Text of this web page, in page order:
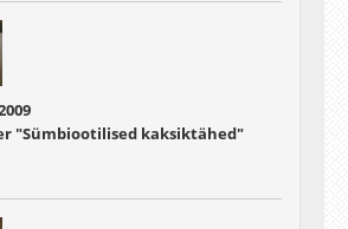
"Sümbiootilised kaksiktähed"